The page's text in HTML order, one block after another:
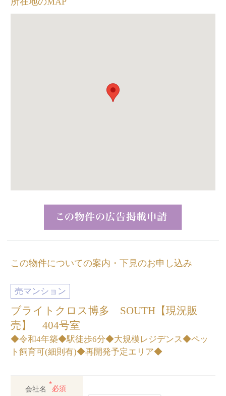
この物件についての案内・下見のお申し込み
売マンション
ブライトクロス博多 SOUTH【現況販
売】 404号室
◆令和4年築◆駅徒歩6分◆大規模レジデンス◆ペッ
ト飼育可(細則有)◆再開発予定エリア◆
会社名
*
必須